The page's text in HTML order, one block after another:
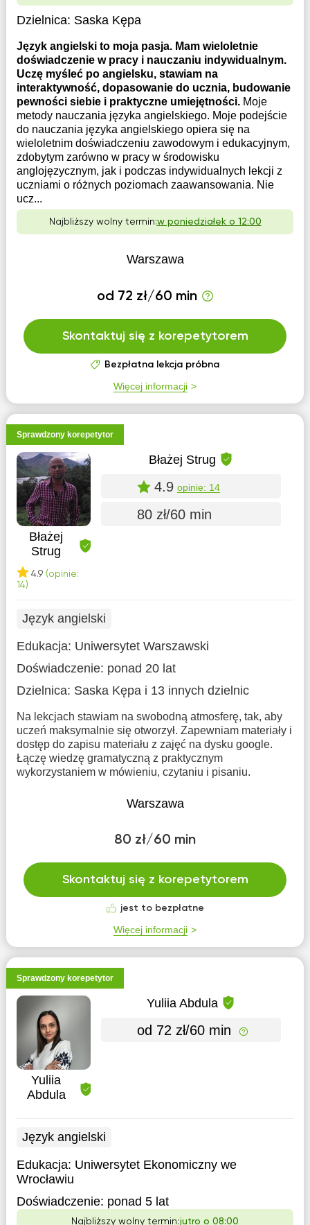
Dzielnica: Saska Kępa
Język angielski to moja pasja. Mam wieloletnie
doświadczenie w pracy i nauczaniu indywidualnym.
Uczę myśleć po angielsku, stawiam na
interaktywność, dopasowanie do ucznia, budowanie
pewności siebie i praktyczne umiejętności. Moje
metody nauczania języka angielskiego. Moje podejście
do nauczania języka angielskiego opiera się na
wieloletnim doświadczeniu zawodowym i edukacyjnym,
zdobytym zarówno w pracy w środowisku
anglojęzycznym, jak i podczas indywidualnych lekcji z
uczniami o różnych poziomach zaawansowania. Nie
ucz...
Najbliższy wolny termin:w poniedziałek o 12:00
Warszawa
od 72 zł/60 min
Skontaktuj się z korepetytorem
Bezpłatna lekcja próbna
Więcej informacji
Sprawdzony korepetytor
Błażej
Strug
4.9 (opinie:
14)
Błażej Strug
4.9 opinie: 14
80 zł/60 min
Język angielski
Edukacja: Uniwersytet Warszawski
Doświadczenie: ponad 20 lat
Dzielnica: Saska Kępai 13 innych dzielnic
Na lekcjach stawiam na swobodną atmosferę, tak, aby
uczeń maksymalnie się otworzył. Zapewniam materiały i
dostęp do zapisu materiału z zajęć na dysku google.
Łączę wiedzę gramatyczną z praktycznym
wykorzystaniem w mówieniu, czytaniu i pisaniu.
Warszawa
80 zł/60 min
Skontaktuj się z korepetytorem
jest to bezpłatne
Więcej informacji
Sprawdzony korepetytor
Yuliia
Abdula
Yuliia Abdula
od 72 zł/60 min
Język angielski
Edukacja: Uniwersytet Ekonomiczny we
Wrocławiu
Doświadczenie: ponad 5 lat
Najbliższy wolny termin:jutro o 08:00